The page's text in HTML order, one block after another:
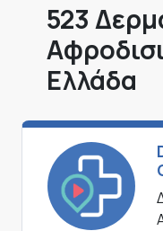
523
Ελλάδα